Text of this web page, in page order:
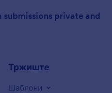
private and
Тржиште
Шаблони